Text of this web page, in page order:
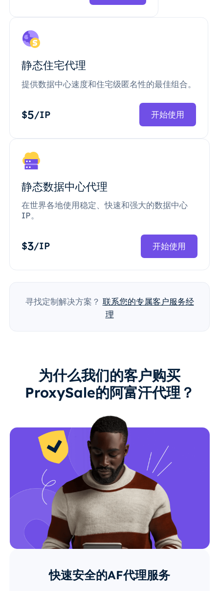
静态住宅代理
提供数据中心速度和住宅级匿名性的最佳组合。
$5/IP 开始使用
静态数据中心代理
在世界各地使用稳定、快速和强大的数据中心
IP。
$3/IP 开始使用
寻找定制解决方案？ 联系您的专属客户服务经
理
为什么我们的客户购买
ProxySale的阿富汗代理？
快速安全的AF代理服务